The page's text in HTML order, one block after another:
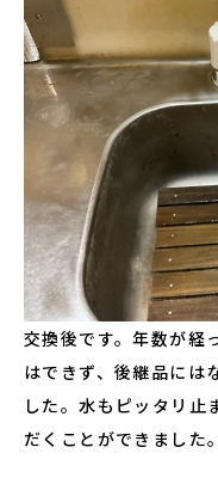
交換後です。年数が経
はできず、後継品には
した。水もピッタリ止
だくことができました。